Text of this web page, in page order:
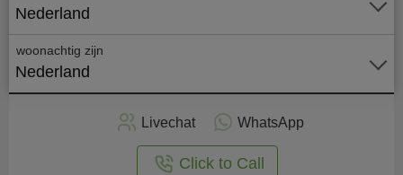
Nederland
woonachtig zijn
Nederland
Livechat WhatsApp
Click to Call